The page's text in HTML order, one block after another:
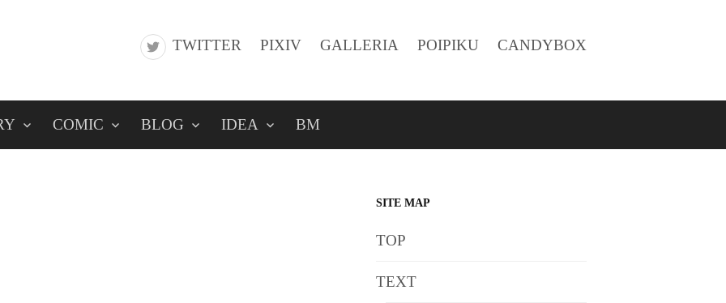
TWITTER PIXIV GALLERIA POIPIKU CANDYBOX
COMIC BLOG IDEA BM
SITE MAP
TOP
TEXT